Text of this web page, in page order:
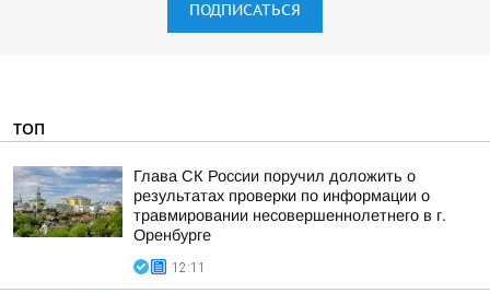
ПОДПИСАТЬСЯ
ТОП
Глава СК России поручил доложить о
результатах проверки по информации о
травмировании несовершеннолетнего в г.
Оренбурге
12:11